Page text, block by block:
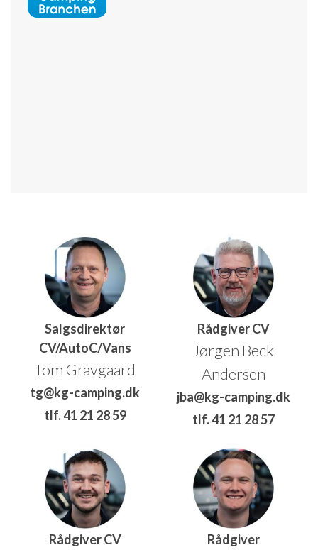
Salgsdirektør
CV/AutoC/Vans
Tom Gravgaard
tg@kg-camping.dk
tlf. 41 21 28 59
Rådgiver CV
Jørgen Beck
Andersen
jba@kg-camping.dk
tlf. 41 21 28 57
Rådgiver CV
Rådgiver